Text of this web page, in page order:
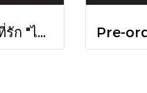
Pre-order ชาติที่รัก "ไทย-กัมพูชา" กับเส้นสมมติ / พวงทอง ภวัครพันธุ์ / มติชน